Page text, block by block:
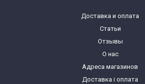
Доставка и оплата
Статьи
Отзывы
О нас
Адреса магазинов
Доставка і оплата